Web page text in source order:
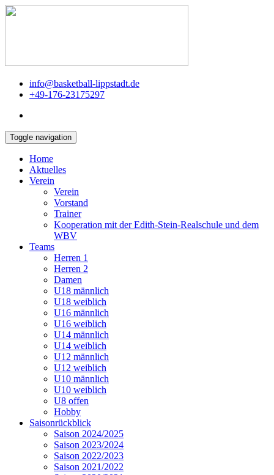
info@basketball-lippstadt.de
+49-176-23175297
Toggle navigation
Home
Aktuelles
Verein
Verein
Vorstand
Trainer
Kooperation mit der Edith-Stein-Realschule und dem
WBV
Teams
Herren 1
Herren 2
Damen
U18 männlich
U18 weiblich
U16 männlich
U16 weiblich
U14 männlich
U14 weiblich
U12 männlich
U12 weiblich
U10 männlich
U10 weiblich
U8 offen
Hobby
Saisonrückblick
Saison 2024/2025
Saison 2023/2024
Saison 2022/2023
Saison 2021/2022